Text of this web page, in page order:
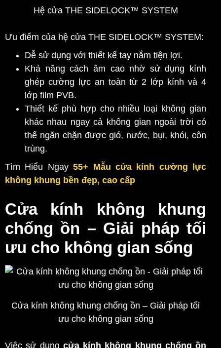
Hệ cửa THE SIDELOCK™ SYSTEM
Ưu điểm của hệ cửa THE SIDELOCK™ SYSTEM:
Dễ sử dụng với thiết kế tay nắm tiện lợi.
Khả năng cách âm cao nhờ sử dụng kính
ghép cường lực an toàn từ 2 lớp kính và 4
lớp film PVB.
Thiết kế phù hợp cho nhiều loại không gian
khác nhau ngay cả không gian ngoài trời có
thể ngăn chặn được gió, nước, bụi, khói, côn
trùng.
Tìm Hiểu Ngay55+ Mẫu cửa kính cường lực
không khung bền đẹp, cao cấp
Cửa kính không khung
chống ồn – Giải pháp tối
ưu cho không gian sống
Cửa kính không khung chống ồn – Giải pháp tối
ưu cho không gian sống
Việc sử dụng cửa kính không khung chống ồn